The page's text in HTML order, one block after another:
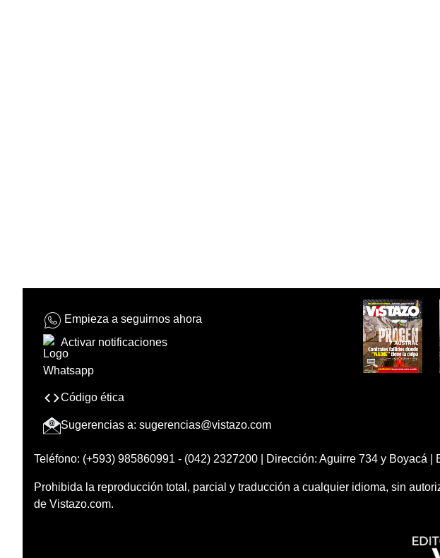
Empieza a seguirnos ahora
Activar notificaciones
Código ética
Sugerencias a: sugerencias@vistazo.com
Teléfono: (+593) 985860991 - (042) 2327200 | Dirección: Aguirre 734 y Boyacá |
Prohibida la reproducción total, parcial y traducción a cualquier idioma, sin
de Vistazo.com.